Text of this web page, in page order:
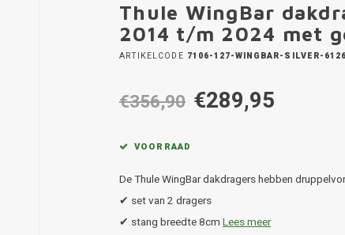
Thule WingBar
2014 t/m 2024 met
ARTIKELCODE 7106-127-WINGBAR-SILVER-6126
€356,90 €289,95
VOORRAAD
De Thule WingBar dakdragers hebben
✔ set van 2 dragers
✔ stang breedte 8cm Lees meer